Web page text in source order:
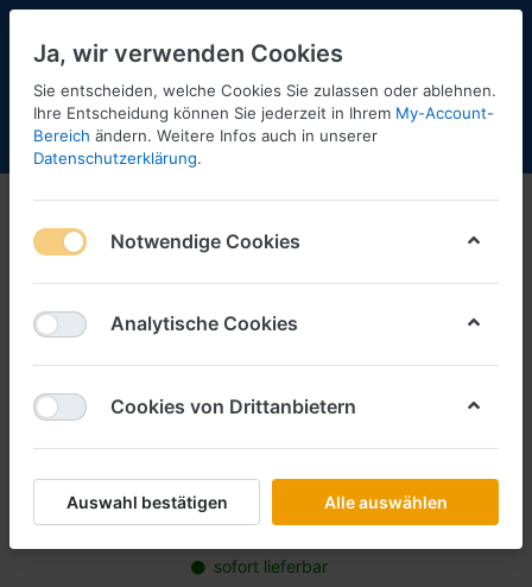
Menü Anmelden Shopaktualisierung
Tekno
1-1 von
Filtern Sortieren
TEKNO
Art.-Nr. TK85767
* Preise inkl. MwSt., zzgl.Versandkosten
sofort lieferbar
Ja, wir verwenden Cookies
Sie entscheiden, welche Cookies Sie zulassen oder ablehnen.
Ihre Entscheidung können Sie jederzeit in Ihrem My-Account-
Bereich ändern. Weitere Infos auch in unserer
Datenschutzerklärung.
Notwendige Cookies
Analytische Cookies
Cookies von Drittanbietern
Auswahl bestätigen Alle auswählen